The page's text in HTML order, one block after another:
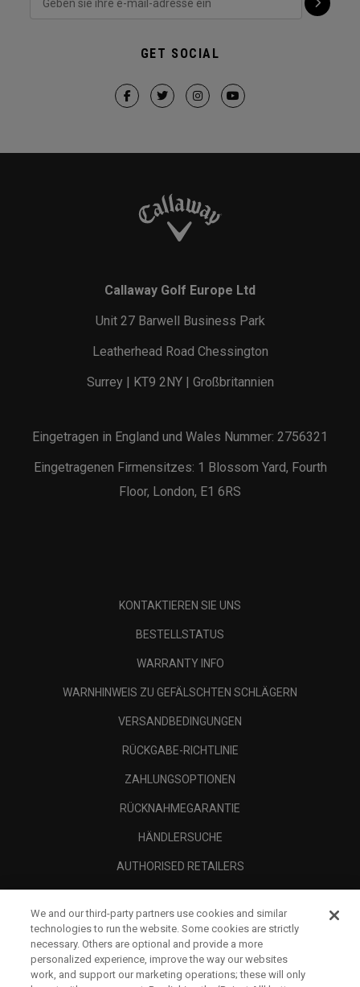
GET SOCIAL
Callaway Golf Europe Ltd
Unit 27 Barwell Business Park
Leatherhead Road Chessington
Surrey | KT9 2NY | Großbritannien
Eingetragen in England und Wales Nummer: 2756321
Eingetragenen Firmensitzes: 1 Blossom Yard, Fourth
Floor, London, E1 6RS
KONTAKTIEREN SIE UNS
BESTELLSTATUS
WARRANTY INFO
WARNHINWEIS ZU GEFÄLSCHTEN SCHLÄGERN
VERSANDBEDINGUNGEN
RÜCKGABE-RICHTLINIE
ZAHLUNGSOPTIONEN
RÜCKNAHMEGARANTIE
HÄNDLERSUCHE
AUTHORISED RETAILERS
UNTERNEHMENSPROFIL
RECHTLICHES-
We and our third-party partners use cookies and similar
technologies to run the website. Some cookies are strictly
necessary. Others are optional and provide a more
personalized experience, improve the way our websites
work, and support our marketing operations; these will only